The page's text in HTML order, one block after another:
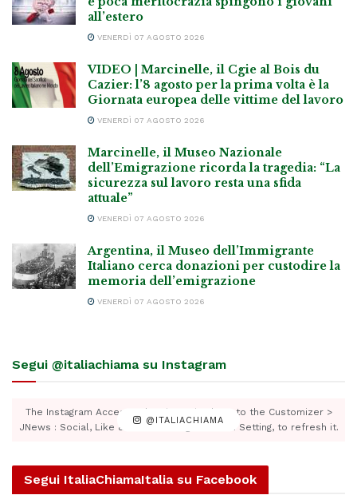
all’estero
VENERDÌ 07 AGOSTO 2026
VIDEO | Marcinelle, il Cgie al Bois du
Cazier: l’8 agosto per la prima volta è la
Giornata europea delle vittime del lavoro
VENERDÌ 07 AGOSTO 2026
Marcinelle, il Museo Nazionale
dell’Emigrazione ricorda la tragedia: “La
sicurezza sul lavoro resta una sfida
attuale”
VENERDÌ 07 AGOSTO 2026
Argentina, il Museo dell’Immigrante
Italiano cerca donazioni per custodire la
memoria dell’emigrazione
VENERDÌ 07 AGOSTO 2026
Segui @italiachiama su Instagram
@ITALIACHIAMA
The Instagram Access Token is expired, Go to the Customizer >
JNews : Social, Like & View > Instagram Feed Setting, to refresh it.
Segui ItaliaChiamaItalia su Facebook